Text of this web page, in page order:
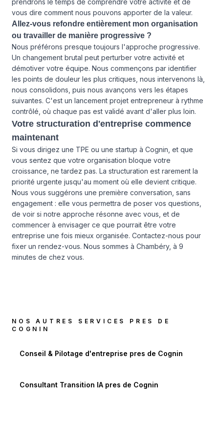
prendrons le temps de comprendre votre activité et de
vous dire comment nous pouvons apporter de la valeur.
Allez-vous refondre entièrement mon organisation
ou travailler de manière progressive ?
Nous préférons presque toujours l'approche progressive.
Un changement brutal peut perturber votre activité et
démotiver votre équipe. Nous commençons par identifier
les points de douleur les plus critiques, nous intervenons là,
nous consolidons, puis nous avançons vers les étapes
suivantes. C'est un lancement projet entrepreneur à rythme
contrôlé, où chaque pas est validé avant d'aller plus loin.
Votre structuration d'entreprise commence
maintenant
Si vous dirigez une TPE ou une startup à Cognin, et que
vous sentez que votre organisation bloque votre
croissance, ne tardez pas. La structuration est rarement la
priorité urgente jusqu'au moment où elle devient critique.
Nous vous suggérons une première conversation, sans
engagement : elle vous permettra de poser vos questions,
de voir si notre approche résonne avec vous, et de
commencer à envisager ce que pourrait être votre
entreprise une fois mieux organisée. Contactez-nous pour
fixer un rendez-vous. Nous sommes à Chambéry, à 9
minutes de chez vous.
NOS AUTRES SERVICES PRES DE
COGNIN
Conseil & Pilotage d'entreprise pres de Cognin
Consultant Transition IA pres de Cognin